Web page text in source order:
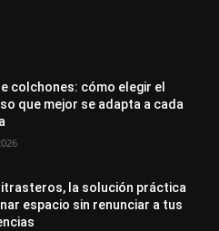
colchones: cómo elegir el
que mejor se adapta a cada
la solución práctica
espacio sin renunciar a tus